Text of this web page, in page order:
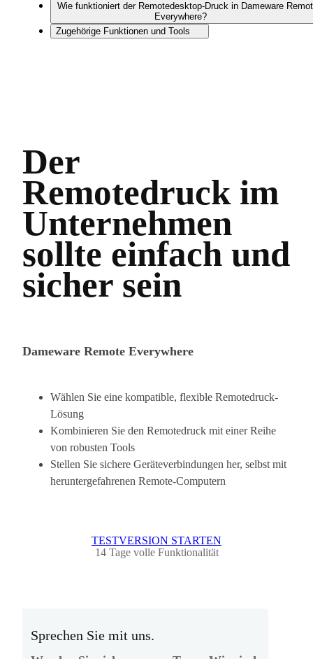
Wie funktioniert der Remotedesktop-Druck in Dameware
Everywhere?
Zugehörige Funktionen und Tools
Der
Remotedruck im
Unternehmen
sollte einfach und
sicher sein
Dameware Remote Everywhere
Wählen Sie eine kompatible, flexible Remotedruck-
Lösung
Kombinieren Sie den Remotedruck mit einer Reihe
von robusten Tools
Stellen Sie sichere Geräteverbindungen her, selbst mit
heruntergefahrenen Remote-Computern
TESTVERSION STARTEN
14 Tage volle Funktionalität
Sprechen Sie mit uns.